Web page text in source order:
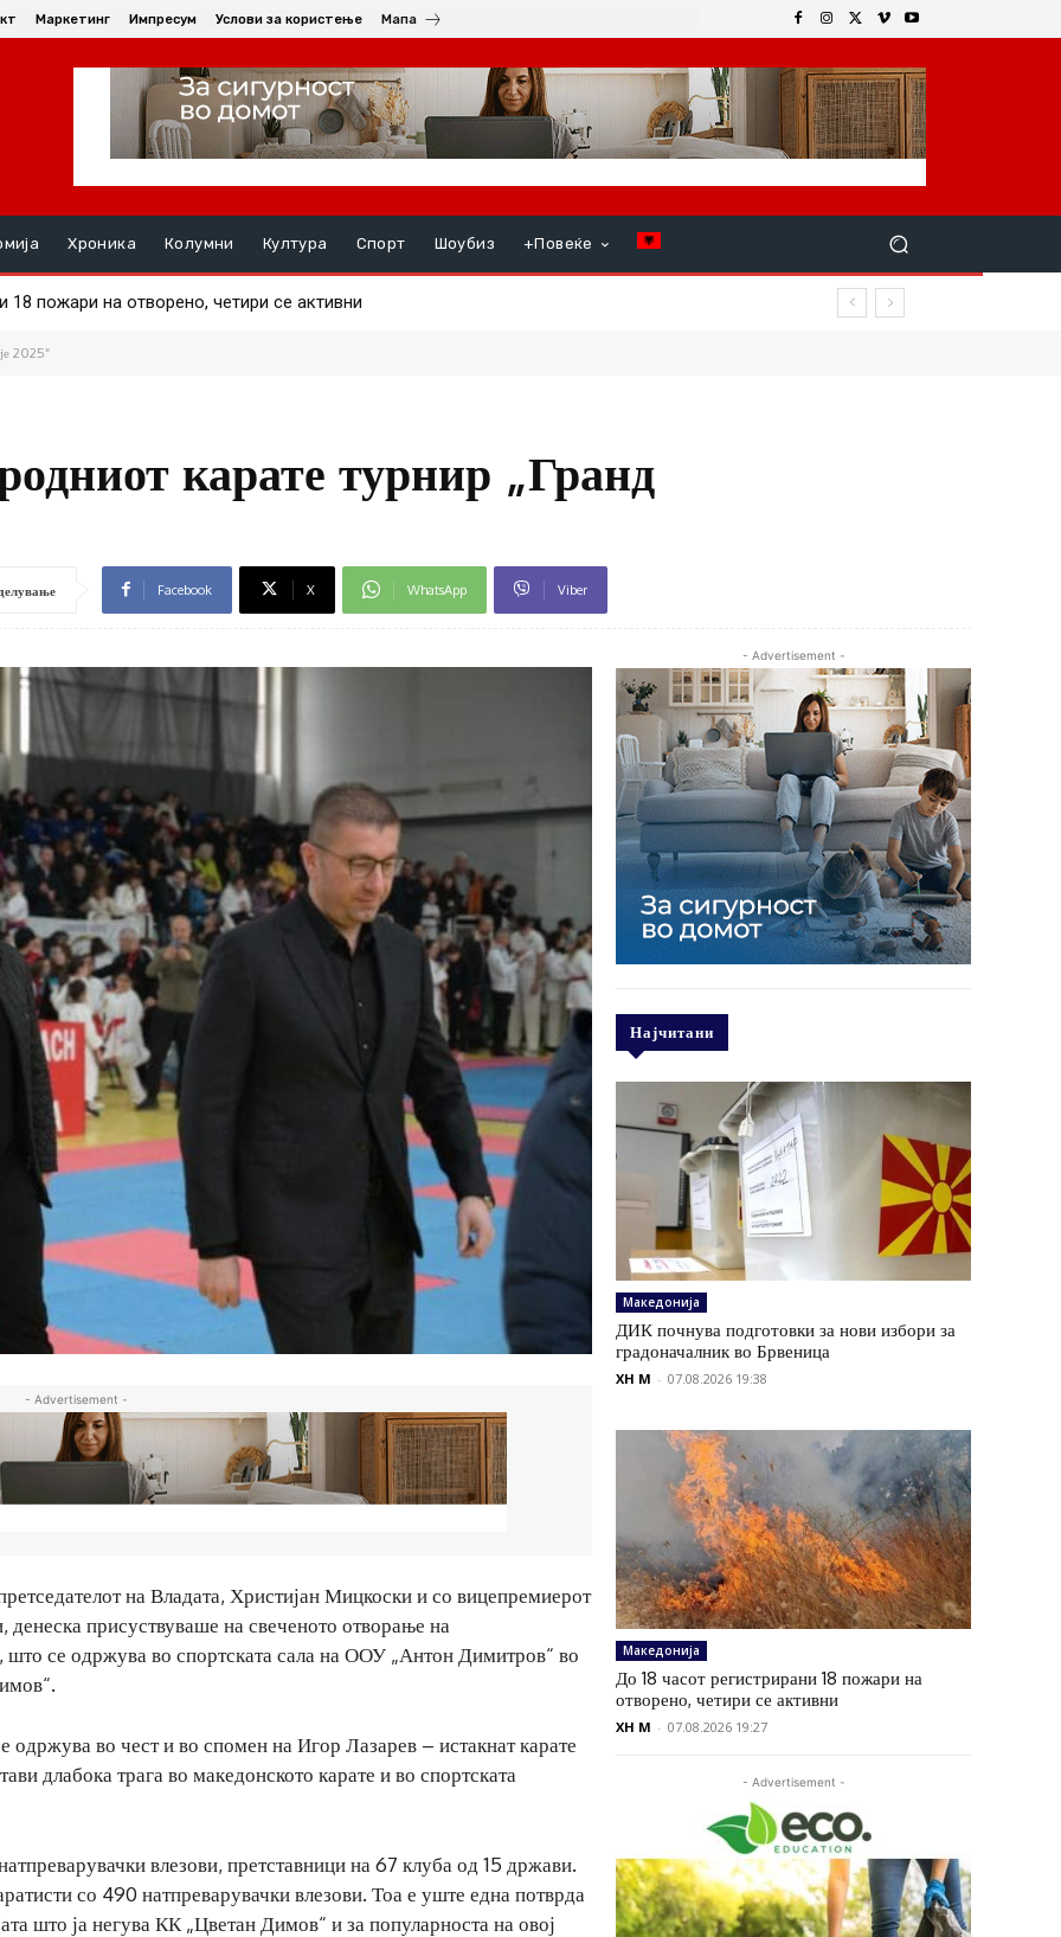
Маркетинг Импресум Услови за користење Мапа
Хроника Колумни Култура Спорт Шоубиз +Повеќе
пожари на отворено, четири се активни
уапсен во Кратово – возел без да има положено
2025“
карате турнир „Гранд
Facebook X WhatsApp Viber
- Advertisement -
на Владата, Христијан Мицкоски и со вицепремиерот
присуствуваше на свеченото отворање на
се одржува во спортската сала на ООУ „Антон Димитров“ во
одржува во чест и во спомен на Игор Лазарев – истакнат карате
длабока трага во македонското карате и во спортската
влезови, претставници на 67 клуба од 15 држави.
со 490 натпреварувачки влезови. Тоа е уште една потврда
што ја негува КК „Цветан Димов“ и за популарноста на овој
- Advertisement -
Најчитани
Македонија
ДИК почнува подготовки за нови избори за
градоначалник во Брвеница
XH M - 07.08.2026 19:38
Македонија
До 18 часот регистрирани 18 пожари на
отворено, четири се активни
XH M - 07.08.2026 19:27
- Advertisement -